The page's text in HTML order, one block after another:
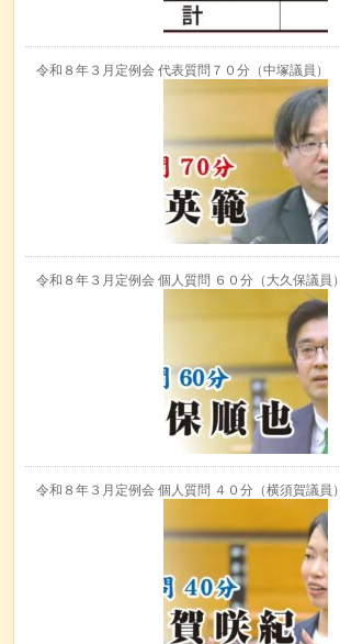
令和８年３月定例会 代表質問７０分（中塚議員）
令和８年３月定例会 個人質問 ６０分（大久保議員）
令和８年３月定例会 個人質問 ４０分（横須賀議員）